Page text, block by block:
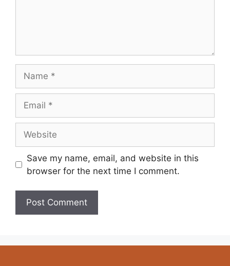
Save my name, email, and website in this
browser for the next time I comment.